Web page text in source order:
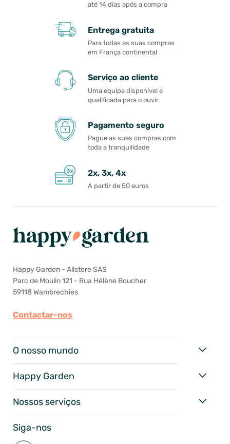
até 14 dias após a compra
Entrega gratuita
Para todas as suas compras
em França continental
Serviço ao cliente
Uma equipa disponível e
qualificada para o ouvir
Pagamento seguro
Pague as suas compras com
toda a tranquilidade
2x, 3x, 4x
A partir de 50 euros
Happy Garden - Allstore SAS
Parc de Moulin 121 - Rua Hélène Boucher
59118 Wambrechies
Contactar-nos
O nosso mundo
Happy Garden
Nossos serviços
Siga-nos